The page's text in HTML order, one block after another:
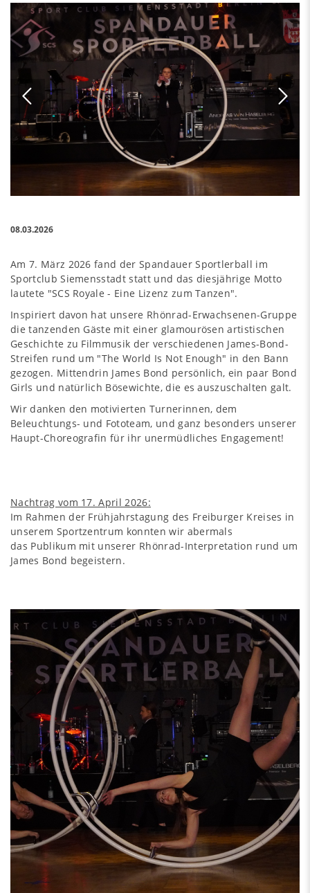
08.03.2026
Am 7. März 2026 fand der Spandauer Sportlerball im
Sportclub Siemensstadt statt und das diesjährige Motto
lautete "SCS Royale - Eine Lizenz zum Tanzen".
Inspiriert davon hat unsere Rhönrad-Erwachsenen-Gruppe
die tanzenden Gäste mit einer glamourösen artistischen
Geschichte zu Filmmusik der verschiedenen James-Bond-
Streifen rund um "The World Is Not Enough" in den Bann
gezogen. Mittendrin James Bond persönlich, ein paar Bond
Girls und natürlich Bösewichte, die es auszuschalten galt.
Wir danken den motivierten Turnerinnen, dem
Beleuchtungs- und Fototeam, und ganz besonders unserer
Haupt-Choreografin für ihr unermüdliches Engagement!
Nachtrag vom 17. April 2026:
Im Rahmen der Frühjahrstagung des Freiburger Kreises in
unserem Sportzentrum konnten wir abermals
das Publikum mit unserer Rhönrad-Interpretation rund um
James Bond begeistern.